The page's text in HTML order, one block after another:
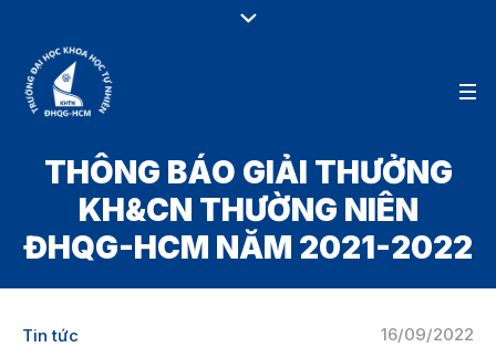
THÔNG BÁO GIẢI THƯỞNG
KH&CN THƯỜNG NIÊN
ĐHQG-HCM NĂM 2021-2022
16/09/2022
Tin tức